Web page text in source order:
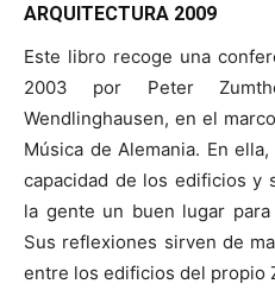
ARQUITECTURA 2009
Este libro recoge una
2003 por Peter
Wendlinghausen, en el
Música de Alemania. En
capacidad de los edificios y
la gente un buen lugar
Sus reflexiones sirven de
entre los edificios del propio